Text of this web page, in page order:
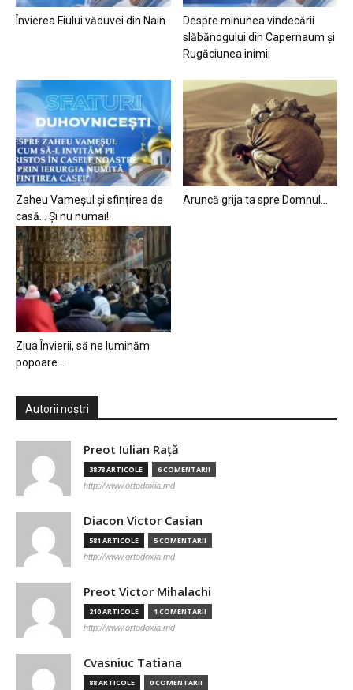
Învierea Fiului văduvei din Nain
Despre minunea vindecării
slăbănogului din Capernaum și
Rugăciunea inimii
Zaheu Vameșul și sfințirea de
casă… Și nu numai!
Aruncă grija ta spre Domnul…
Ziua Învierii, să ne luminăm
popoare…
Autorii noștri
Preot Iulian Raţă
3878 ARTICOLE 6 COMENTARII
http://www.ortodoxia.md
Diacon Victor Casian
581 ARTICOLE 5 COMENTARII
http://www.ortodoxia.md
Preot Victor Mihalachi
210 ARTICOLE 1 COMENTARII
http://www.ortodoxia.md
Cvasniuc Tatiana
88 ARTICOLE 0 COMENTARII